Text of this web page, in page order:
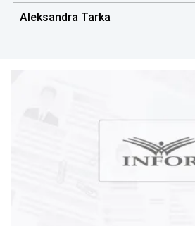
Aleksandra Tarka